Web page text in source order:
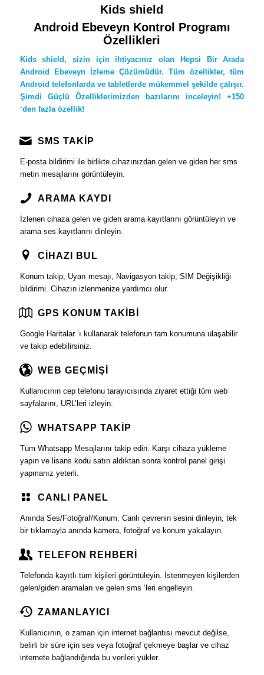
Kids shield
Android Ebeveyn Kontrol Programı
Özellikleri
Kids shield, sizin için ihtiyacınız olan Hepsi Bir Arada
Android Ebeveyn İzleme Çözümüdür. Tüm özellikler, tüm
Android telefonlarda ve tabletlerde mükemmel şekilde çalışır.
Şimdi Güçlü Özelliklerimizden bazılarını inceleyin! +150
‘den fazla özellik!
SMS TAKİP
E-posta bildirimi ile birlikte cihazınızdan gelen ve giden her sms
metin mesajlarını görüntüleyin.
ARAMA KAYDI
İzlenen cihaza gelen ve giden arama kayıtlarını görüntüleyin ve
arama ses kayıtlarını dinleyin.
CİHAZI BUL
Konum takip, Uyarı mesajı, Navigasyon takip, SIM Değişikliği
bildirimi. Cihazın izlenmenize yardımcı olur.
GPS KONUM TAKİBİ
Google Haritalar ’ı kullanarak telefonun tam konumuna ulaşabilir
ve takip edebilirsiniz.
WEB GEÇMİŞİ
Kullanıcının cep telefonu tarayıcısında ziyaret ettiği tüm web
sayfalarını, URL’leri izleyin.
WHATSAPP TAKİP
Tüm Whatsapp Mesajlarını takip edin. Karşı cihaza yükleme
yapın ve lisans kodu satın aldıktan sonra kontrol panel girişi
yapmanız yeterli.
CANLI PANEL
Anında Ses/Fotoğraf/Konum. Canlı çevrenin sesini dinleyin, tek
bir tıklamayla anında kamera, fotoğraf ve konum yakalayın.
TELEFON REHBERİ
Telefonda kayıtlı tüm kişileri görüntüleyin. İstenmeyen kişilerden
gelen/giden aramaları ve gelen sms ‘leri engelleyin.
ZAMANLAYICI
Kullanıcının, o zaman için internet bağlantısı mevcut değilse,
belirli bir süre için ses veya fotoğraf çekmeye başlar ve cihaz
internete bağlandığında bu verileri yükler.